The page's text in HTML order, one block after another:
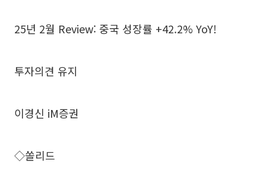
25년 2월 Review: 중국 성장률 +42.2% YoY!
투자의견 유지
이경신 iM증권
◇쏠리드